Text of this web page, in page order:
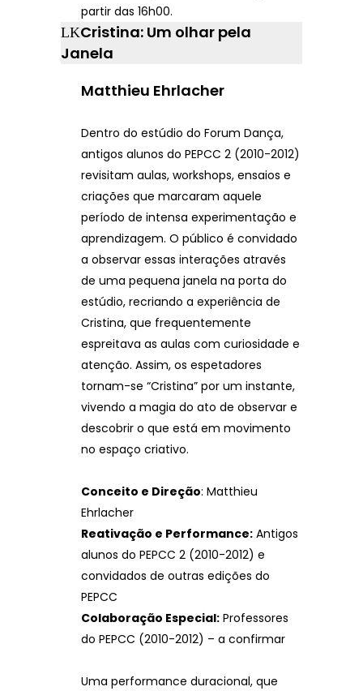
partir das 16h00.
Cristina: Um olhar pela
Janela
Matthieu Ehrlacher
Dentro do estúdio do Forum Dança,
antigos alunos do PEPCC 2 (2010-2012)
revisitam aulas, workshops, ensaios e
criações que marcaram aquele
período de intensa experimentação e
aprendizagem. O público é convidado
a observar essas interações através
de uma pequena janela na porta do
estúdio, recriando a experiência de
Cristina, que frequentemente
espreitava as aulas com curiosidade e
atenção. Assim, os espetadores
tornam-se “Cristina” por um instante,
vivendo a magia do ato de observar e
descobrir o que está em movimento
no espaço criativo.
Conceito e Direção: Matthieu
Ehrlacher
Reativação e Performance: Antigos
alunos do PEPCC 2 (2010-2012) e
convidados de outras edições do
PEPCC
Colaboração Especial: Professores
do PEPCC (2010-2012) – a confirmar
Uma performance duracional, que